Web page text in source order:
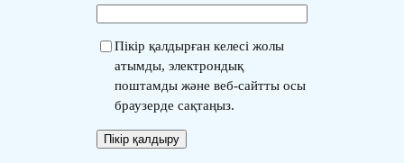
Пікір қалдырған келесі жолы
атымды, электрондық
поштамды және веб-сайтты осы
браузерде сақтаңыз.